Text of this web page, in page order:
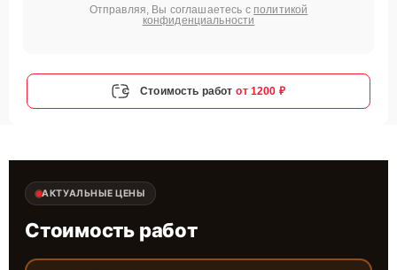
Отправляя, Вы соглашаетесь с политикой
конфиденциальности
Стоимость работ от 1200 ₽
АКТУАЛЬНЫЕ ЦЕНЫ
Стоимость работ